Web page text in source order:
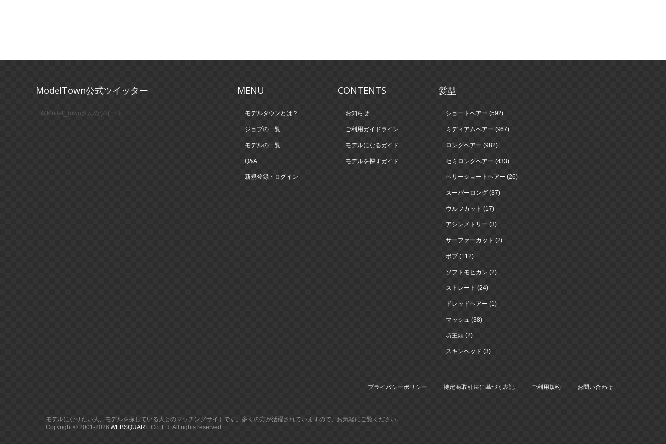
ModelTown公式ツイッター
@Model_Townさんのツイート
MENU
モデルタウンとは？
ジョブの一覧
モデルの一覧
Q&A
新規登録・ログイン
CONTENTS
お知らせ
ご利用ガイドライン
モデルになるガイド
モデルを探すガイド
髪型
ショートヘアー (592)
ミディアムヘアー (967)
ロングヘアー (982)
セミロングヘアー (433)
ベリーショートヘアー (26)
スーパーロング (37)
ウルフカット (17)
アシンメトリー (3)
サーファーカット (2)
ボブ (112)
ソフトモヒカン (2)
ストレート (24)
ドレッドヘアー (1)
マッシュ (38)
坊主頭 (2)
スキンヘッド (3)
プライバシーポリシー 特定商取引法に基づく表記 ご利用規約 お問い合わせ
モデルになりたい人、モデルを探している人とのマッチングサイトです。多くの方が活躍されていますので、お気軽にご覧ください。
Copyright © 2001-2026 WEBSQUARE Co.,Ltd. All rights reserved.